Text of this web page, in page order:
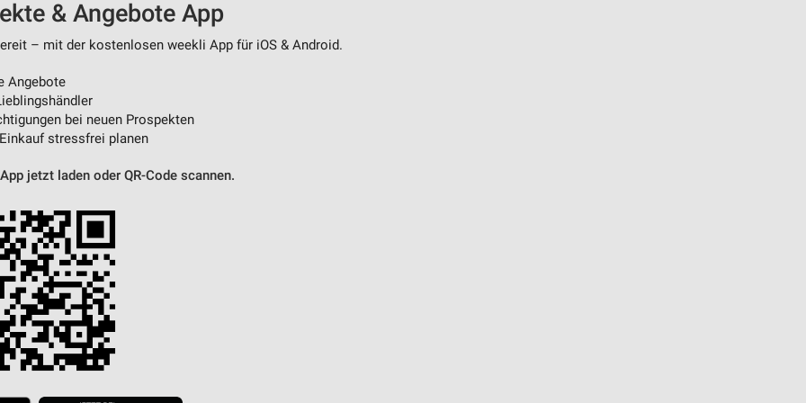
& Angebote App
– mit der kostenlosen weekli App für iOS & Android.
Angebote
bei neuen Prospekten
stressfrei planen
jetzt laden oder QR-Code scannen.
Daten aus verschiedenen